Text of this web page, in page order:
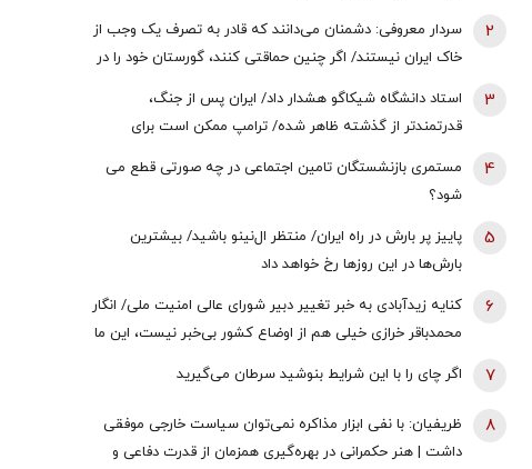
سردار معروفی: دشمنان می‌دانند که قادر به تصرف یک وجب از
خاک ایران نیستند/ اگر چنین حماقتی کنند، گورستان خود را در
آنجا خواهند یافت/ دیپلماسی بدون پشتیبانی مردمی
امکان‌پذیر نیست
2
استاد دانشگاه شیکاگو هشدار داد/ ایران پس از جنگ،
قدرتمندتر از گذشته ظاهر شده/ ترامپ ممکن است برای
دستیابی به یک پیروزی نمادین پیش از انتخابات میان‌دوره‌ای
کنگره، به عملیات زمینی روی بیاورد
3
مستمری بازنشستگان تامین اجتماعی در چه صورتی قطع می
شود؟
4
پاییز پر بارش در راه ایران/ منتظر ال‌نینو باشید/ بیشترین
بارش‌ها در این روزها رخ خواهد داد
5
کنایه زیدآبادی به خبر تغییر دبیر شورای عالی امنیت ملی/ انگار
محمدباقر خرازی خیلی هم از اوضاع کشور بی‌خبر نیست، این ما
هستیم که بی‌خبریم
6
اگر چای را با این شرایط بنوشید سرطان می‌گیرید 7
ظریفیان: با نفی ابزار مذاکره نمی‌توان سیاست خارجی موفقی
داشت | هنر حکمرانی در بهره‌گیری همزمان از قدرت دفاعی و
8